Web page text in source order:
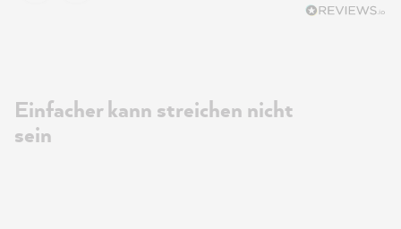
Einfacher kann streichen nicht
sein